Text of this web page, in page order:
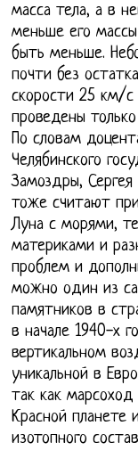
масса тела, а в
меньше его
быть меньше.
почти без
скорости 25 км/с
проведены
По словам
Челябинского
Замоздры,
тоже считают
Луна с морями,
материками и
проблем и
можно один из
памятников в
в начале 1940-х
вертикальном
уникальной в
так как
Красной планете
изотопного